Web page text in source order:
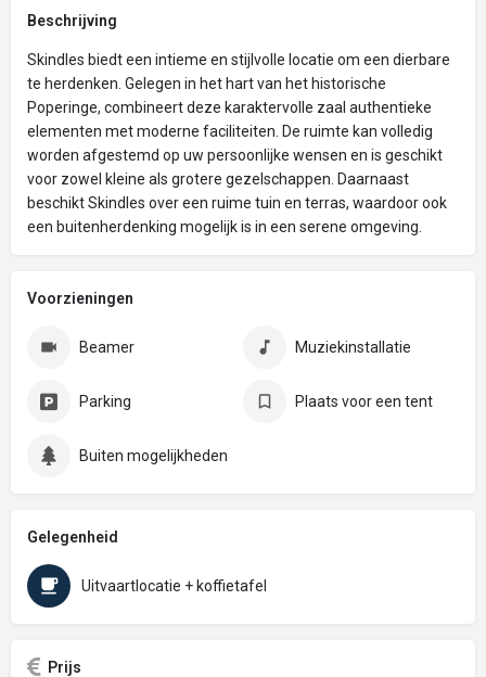
Beschrijving
Skindles biedt een intieme en stijlvolle locatie om een dierbare
te herdenken. Gelegen in het hart van het historische
Poperinge, combineert deze karaktervolle zaal authentieke
elementen met moderne faciliteiten. De ruimte kan volledig
worden afgestemd op uw persoonlijke wensen en is geschikt
voor zowel kleine als grotere gezelschappen. Daarnaast
beschikt Skindles over een ruime tuin en terras, waardoor ook
een buitenherdenking mogelijk is in een serene omgeving.
Voorzieningen
Beamer Muziekinstallatie
Parking Plaats voor een tent
Buiten mogelijkheden
Gelegenheid
Uitvaartlocatie + koffietafel
Prijs